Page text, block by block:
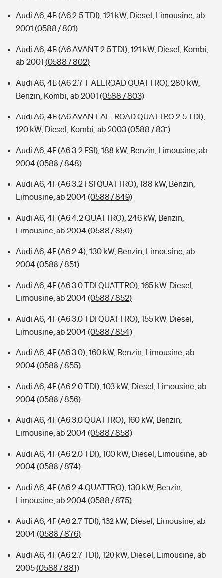
Audi A6, 4B (A6 2.5 TDI), 121 kW, Diesel, Limousine, ab
2001 (0588 / 801)
Audi A6, 4B (A6 AVANT 2.5 TDI), 121 kW, Diesel, Kombi,
ab 2001 (0588 / 802)
Audi A6, 4B (A6 2.7 T ALLROAD QUATTRO), 280 kW,
Benzin, Kombi, ab 2001 (0588 / 803)
Audi A6, 4B (A6 AVANT ALLROAD QUATTRO 2.5 TDI),
120 kW, Diesel, Kombi, ab 2003(0588 / 831)
Audi A6, 4F (A6 3.2 FSI), 188 kW, Benzin, Limousine, ab
2004(0588 / 848)
Audi A6, 4F (A6 3.2 FSI QUATTRO), 188 kW, Benzin,
Limousine, ab 2004(0588 / 849)
Audi A6, 4F (A6 4.2 QUATTRO), 246 kW, Benzin,
Limousine, ab 2004(0588 / 850)
Audi A6, 4F (A6 2.4), 130 kW, Benzin, Limousine, ab
2004(0588 / 851)
Audi A6, 4F (A6 3.0 TDI QUATTRO), 165 kW, Diesel,
Limousine, ab 2004(0588 / 852)
Audi A6, 4F (A6 3.0 TDI QUATTRO), 155 kW, Diesel,
Limousine, ab 2004(0588 / 854)
Audi A6, 4F (A6 3.0), 160 kW, Benzin, Limousine, ab
2004(0588 / 855)
Audi A6, 4F (A6 2.0 TDI), 103 kW, Diesel, Limousine, ab
2004(0588 / 856)
Audi A6, 4F (A6 3.0 QUATTRO), 160 kW, Benzin,
Limousine, ab 2004(0588 / 858)
Audi A6, 4F (A6 2.0 TDI), 100 kW, Diesel, Limousine, ab
2004(0588 / 874)
Audi A6, 4F (A6 2.4 QUATTRO), 130 kW, Benzin,
Limousine, ab 2004(0588 / 875)
Audi A6, 4F (A6 2.7 TDI), 132 kW, Diesel, Limousine, ab
2004(0588 / 876)
Audi A6, 4F (A6 2.7 TDI), 120 kW, Diesel, Limousine, ab
2005(0588 / 881)